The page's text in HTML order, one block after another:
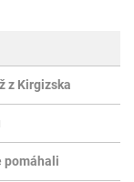
z Kirgizska
pomáhali